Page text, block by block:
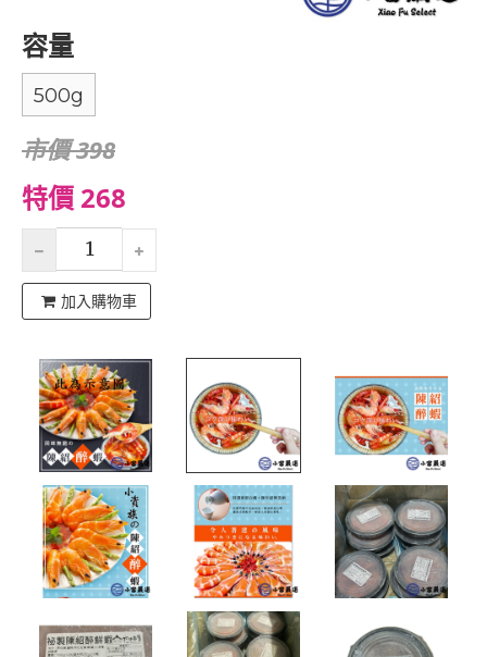
容量
500g
市價 398
特價 268
加入購物車